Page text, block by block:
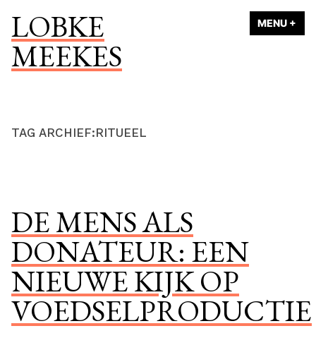
inhoud
springen
LOBKE
MEEKES
MENU +
TAG ARCHIEF:RITUEEL
DE MENS ALS
DONATEUR: EEN
NIEUWE KIJK OP
VOEDSELPRODUCTIE